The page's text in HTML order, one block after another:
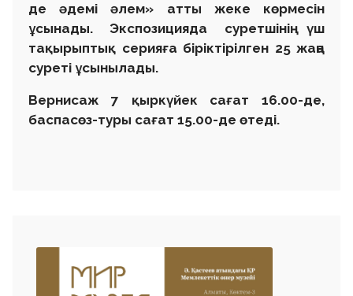
де әдемі әлем» атты жеке көрмесін
ұсынады. Экспозицияда суретшінің үш
тақырыптық серияға біріктірілген 25 жаңа
суреті ұсынылады.
Вернисаж 7 қыркүйек сағат 16.00-де,
баспасөз-туры сағат 15.00-де өтеді.